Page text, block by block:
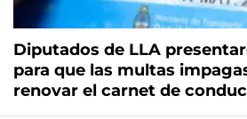
Diputados de LLA
para que las multas
renovar el carnet de